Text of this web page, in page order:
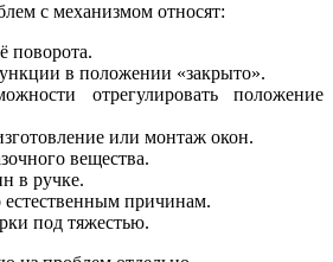
с механизмом относят:
поворота.
в положении «закрыто».
отрегулировать положение
или монтаж окон.
вещества.
в ручке.
естественным причинам.
под тяжестью.